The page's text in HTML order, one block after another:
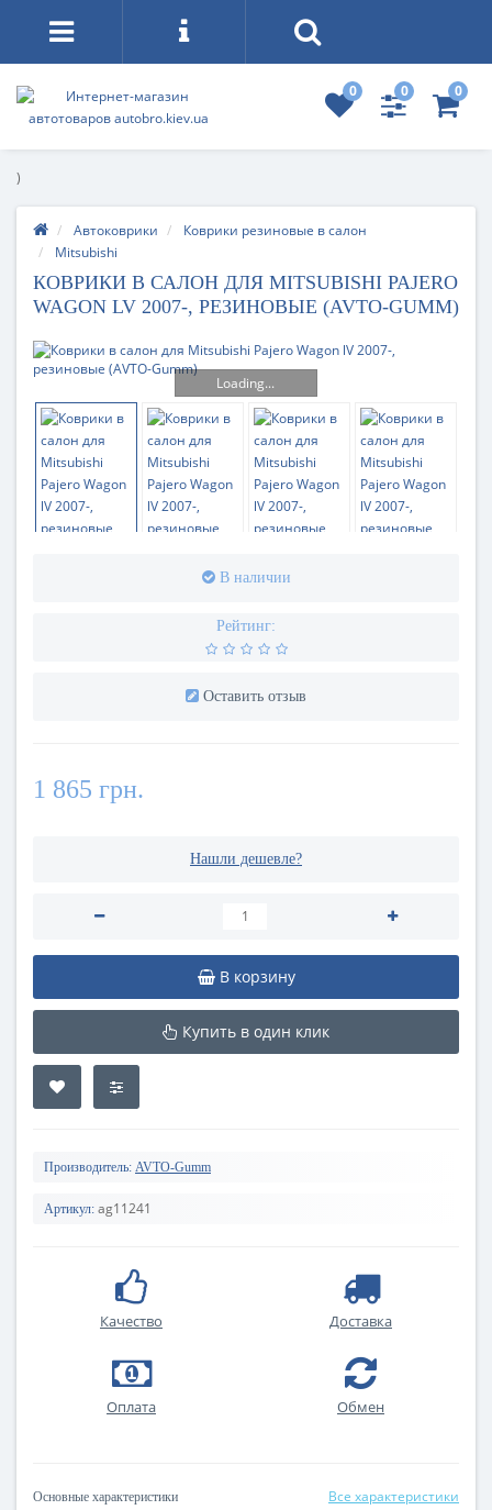
0 0 0
)
Автоковрики
Коврики резиновые в салон
Mitsubishi
КОВРИКИ В САЛОН ДЛЯ MITSUBISHI PAJERO
WAGON LV 2007-, РЕЗИНОВЫЕ (AVTO-GUMM)
Loading...
В наличии
Рейтинг:
Оставить отзыв
1 865 грн.
Нашли дешевле?
В корзину
Купить в один клик
Производитель: AVTO-Gumm
Артикул: ag11241
Качество Доставка
Оплата Обмен
Основные характеристики Все характеристики